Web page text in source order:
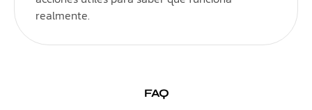
realmente.
FAQ